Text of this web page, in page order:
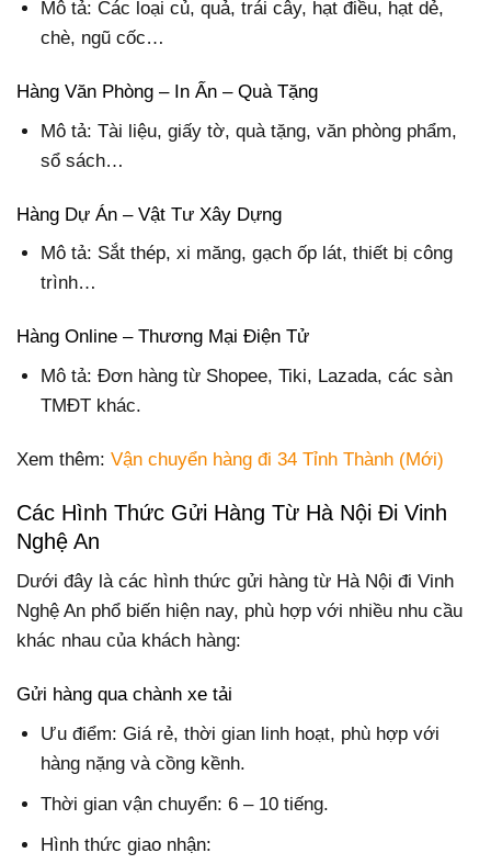
Mô tả: Các loại củ, quả, trái cây, hạt điều, hạt dẻ,
chè, ngũ cốc…
Hàng Văn Phòng – In Ấn – Quà Tặng
Mô tả: Tài liệu, giấy tờ, quà tặng, văn phòng phẩm,
sổ sách…
Hàng Dự Án – Vật Tư Xây Dựng
Mô tả: Sắt thép, xi măng, gạch ốp lát, thiết bị công
trình…
Hàng Online – Thương Mại Điện Tử
Mô tả: Đơn hàng từ Shopee, Tiki, Lazada, các sàn
TMĐT khác.
Xem thêm: Vận chuyển hàng đi 34 Tỉnh Thành (Mới)
Các Hình Thức Gửi Hàng Từ Hà Nội Đi Vinh
Nghệ An
Dưới đây là các hình thức gửi hàng từ Hà Nội đi Vinh
Nghệ An phổ biến hiện nay, phù hợp với nhiều nhu cầu
khác nhau của khách hàng:
Gửi hàng qua chành xe tải
Ưu điểm: Giá rẻ, thời gian linh hoạt, phù hợp với
hàng nặng và cồng kềnh.
Thời gian vận chuyển: 6 – 10 tiếng.
Hình thức giao nhận: